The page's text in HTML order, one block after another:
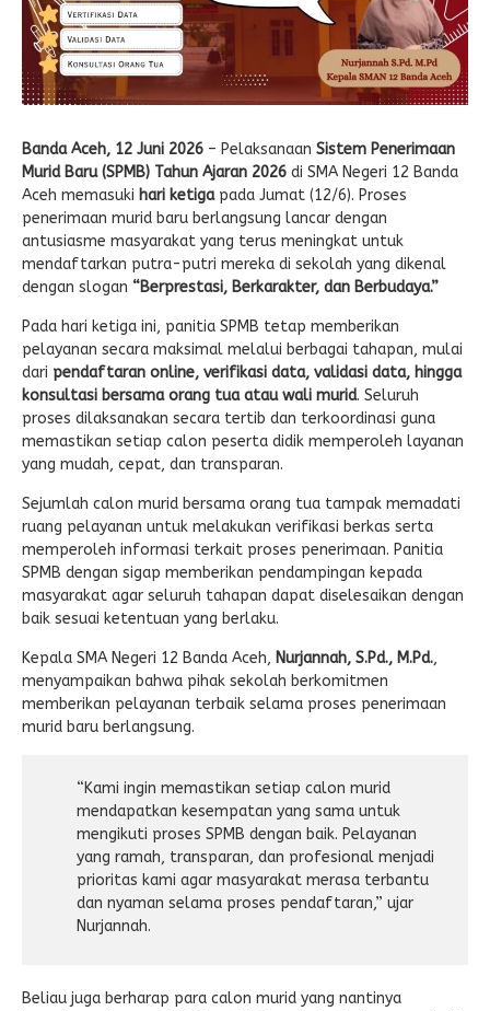
Banda Aceh, 12 Juni 2026 – Pelaksanaan Sistem Penerimaan
Murid Baru (SPMB) Tahun Ajaran 2026 di SMA Negeri 12 Banda
Aceh memasuki hari ketigapada Jumat (12/6). Proses
penerimaan murid baru berlangsung lancar dengan
antusiasme masyarakat yang terus meningkat untuk
mendaftarkan putra-putri mereka di sekolah yang dikenal
dengan slogan “Berprestasi, Berkarakter, dan Berbudaya.”
Pada hari ketiga ini, panitia SPMB tetap memberikan
pelayanan secara maksimal melalui berbagai tahapan, mulai
dari pendaftaran online, verifikasi data, validasi data, hingga
konsultasi bersama orang tua atau wali murid. Seluruh
proses dilaksanakan secara tertib dan terkoordinasi guna
memastikan setiap calon peserta didik memperoleh layanan
yang mudah, cepat, dan transparan.
Sejumlah calon murid bersama orang tua tampak memadati
ruang pelayanan untuk melakukan verifikasi berkas serta
memperoleh informasi terkait proses penerimaan. Panitia
SPMB dengan sigap memberikan pendampingan kepada
masyarakat agar seluruh tahapan dapat diselesaikan dengan
baik sesuai ketentuan yang berlaku.
Kepala SMA Negeri 12 Banda Aceh, Nurjannah, S.Pd., M.Pd.,
menyampaikan bahwa pihak sekolah berkomitmen
memberikan pelayanan terbaik selama proses penerimaan
murid baru berlangsung.
“Kami ingin memastikan setiap calon murid
mendapatkan kesempatan yang sama untuk
mengikuti proses SPMB dengan baik. Pelayanan
yang ramah, transparan, dan profesional menjadi
prioritas kami agar masyarakat merasa terbantu
dan nyaman selama proses pendaftaran,” ujar
Nurjannah.
Beliau juga berharap para calon murid yang nantinya